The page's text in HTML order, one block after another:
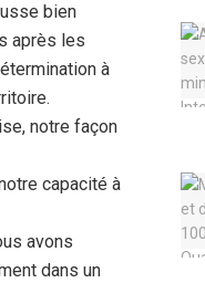
bien
après les
à
notre façon
capacité à
avons
dans un